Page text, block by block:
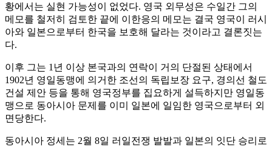
황에서는 실현 가능성이 없었다. 영국 외무성은 수일간 그의
메모를 철저히 검토한 끝에 이한응의 메모는 결국 영국이 러시
아와 일본으로부터 한국을 보호해 달라는 것이라고 결론짓는
다.
이후 그는 1년 이상 본국과의 연락이 거의 단절된 상태에서
1902년 영일동맹에 의거한 조선의 독립보장 요구, 경의선 철도
건설 제안 등을 통해 영국정부를 집요하게 설득하지만 영일동
맹으로 동아시아 문제를 이미 일본에 일임한 영국으로부터 외
면당한다.
동아시아 정세는 2월 8일 러일전쟁 발발과 일본의 잇단 승리로